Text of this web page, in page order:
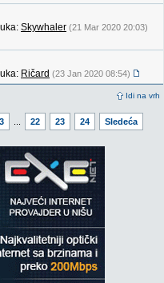
Idi na vrh
Skywhaler (21 Mar 2020 20:03)
Ričard (23 Jan 2020 08:54)
3 22 23 24 Sledeća